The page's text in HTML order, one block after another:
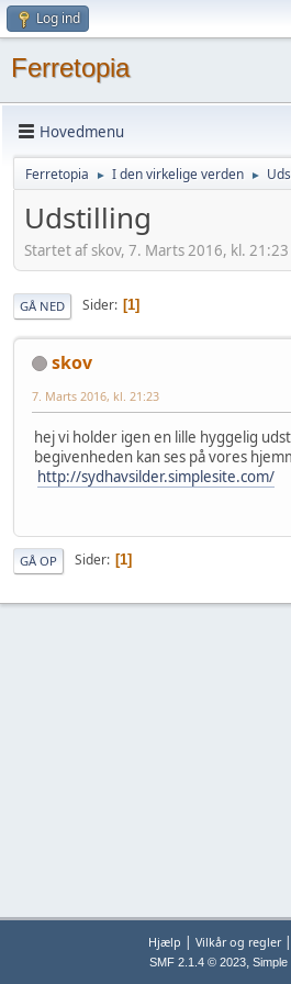
Log ind
Ferretopia
Hovedmenu
Ferretopia ► I den virkelige verden ►
Udstilling
Startet af skov, 7. Marts 2016, kl. 21:23
GÅ NED Sider 1
skov
7. Marts 2016, kl. 21:23
hej vi holder igen en lille hyggelig
begivenheden kan ses på vores
http://sydhavsilder.simplesite.com/
GÅ OP Sider 1
Hjælp | Vilkår og regler|
SMF 2.1.4 © 2023, Simple